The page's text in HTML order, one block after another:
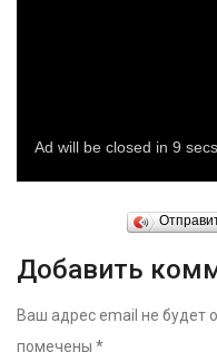
Добавить
Ваш адрес email не будет
помечены *